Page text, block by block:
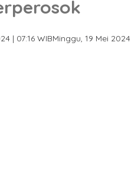
| 07:16 WIBMinggu, 19 Mei 2024